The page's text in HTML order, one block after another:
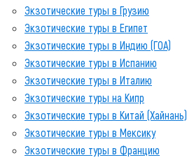
Экзотические туры в Грузию
Экзотические туры в Египет
Экзотические туры в Индию (ГОА)
Экзотические туры в Испанию
Экзотические туры в Италию
Экзотические туры на Кипр
Экзотические туры в Китай (Хайнань)
Экзотические туры в Мексику
Экзотические туры в Францию